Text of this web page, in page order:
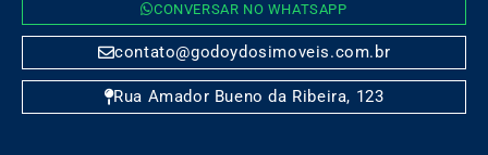
CONVERSAR NO WHATSAPP
contato@godoydosimoveis.com.br
Rua Amador Bueno da Ribeira, 123